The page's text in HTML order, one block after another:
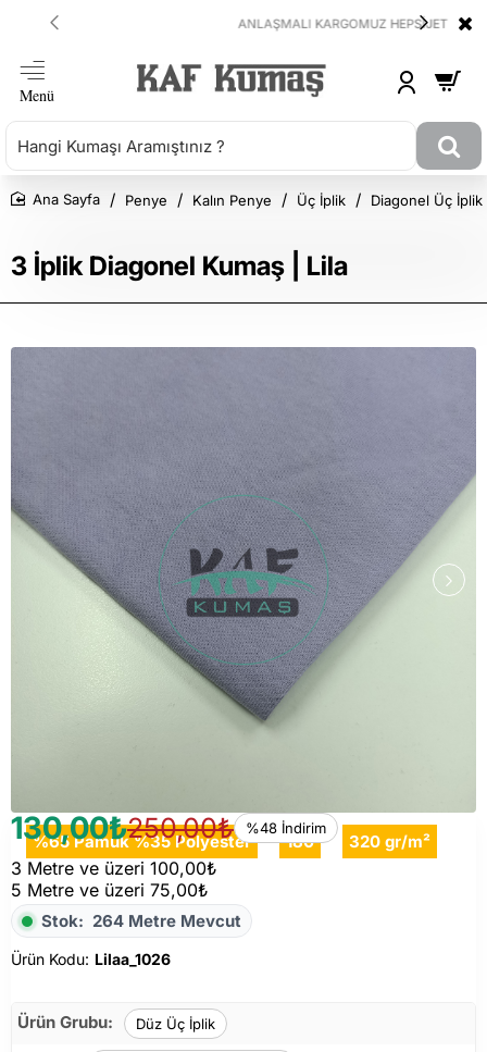
ANLAŞMALI KARGOMUZ HEPSİJET
3 İplik Diagonel Kumaş | Lila
Penye Kalın Penye Üç İplik Diagonel Üç İplik
%65 Pamuk %35 Polyester 180 320 gr/m²
130,00₺250,00₺ %48 İndirim
3 Metre ve üzeri 100,00₺
5 Metre ve üzeri 75,00₺
Stok: 264 Metre Mevcut
Ürün Kodu: Lilaa_1026
Ürün Grubu: Düz Üç İplik